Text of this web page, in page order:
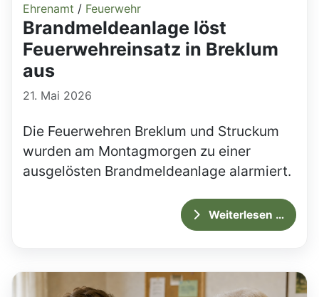
Ehrenamt / Feuerwehr
Brandmeldeanlage löst
Feuerwehreinsatz in Breklum
aus
21. Mai 2026
Die Feuerwehren Breklum und Struckum
wurden am Montagmorgen zu einer
ausgelösten Brandmeldeanlage alarmiert.
Weiterlesen …